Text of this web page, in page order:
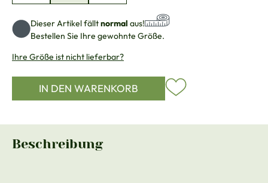
Dieser Artikel fälltnormal aus!
Bestellen Sie Ihre gewohnte Größe.
Ihre Größe ist nicht lieferbar?
IN DEN WARENKORB
Beschreibung